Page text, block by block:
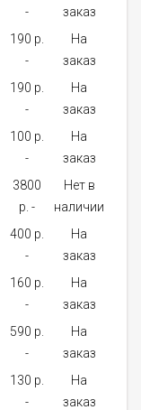
-
заказ
190 p.
-
На
заказ
190 p.
-
На
заказ
100 p.
-
На
заказ
3800
p. -
Нет в
наличии
400 p.
-
На
заказ
160 p.
-
На
заказ
590 p.
-
На
заказ
130 p.
-
На
заказ